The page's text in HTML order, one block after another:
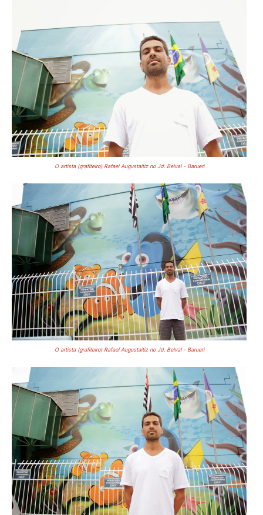
O artista (grafiteiro) Rafael Augustaitiz no Jd. Belval - Barueri
O artista (grafiteiro) Rafael Augustaitiz no Jd. Belval - Barueri